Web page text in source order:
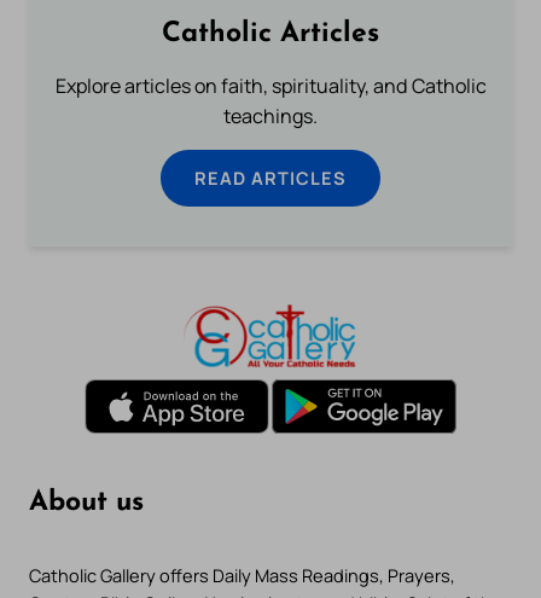
Catholic Articles
Explore articles on faith, spirituality, and Catholic
teachings.
READ ARTICLES
About us
Catholic Gallery offers Daily Mass Readings, Prayers,